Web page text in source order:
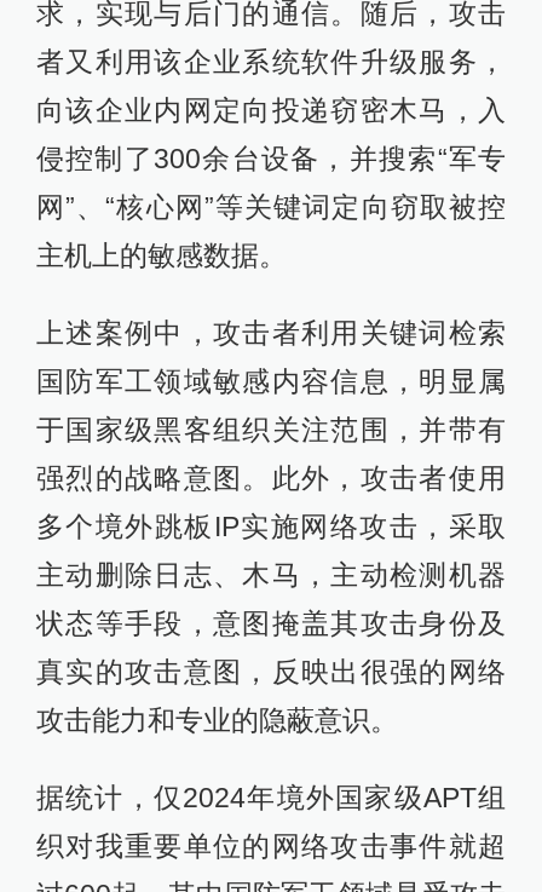
求，实现与后门的通信。随后，攻击
者又利用该企业系统软件升级服务，
向该企业内网定向投递窃密木马，入
侵控制了300余台设备，并搜索“军专
网”、“核心网”等关键词定向窃取被控
主机上的敏感数据。
上述案例中，攻击者利用关键词检索
国防军工领域敏感内容信息，明显属
于国家级黑客组织关注范围，并带有
强烈的战略意图。此外，攻击者使用
多个境外跳板IP实施网络攻击，采取
主动删除日志、木马，主动检测机器
状态等手段，意图掩盖其攻击身份及
真实的攻击意图，反映出很强的网络
攻击能力和专业的隐蔽意识。
据统计，仅2024年境外国家级APT组
织对我重要单位的网络攻击事件就超